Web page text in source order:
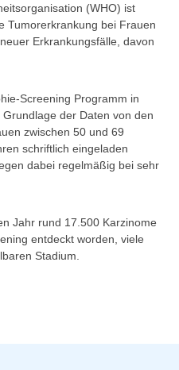
(WHO) ist
Tumorerkrankung bei Frauen
Erkrankungsfälle, davon
Screening Programm in
der Daten von den
zwischen 50 und 69
schriftlich eingeladen
dabei regelmäßig bei sehr
Jahr rund 17.500 Karzinome
entdeckt worden, viele
Stadium.